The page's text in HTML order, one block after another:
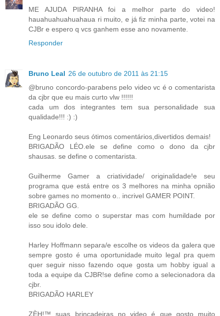
ME AJUDA PIRANHA foi a melhor parte do video!
hauahuahuahuahaua ri muito, e já fiz minha parte, votei na
CJBr e espero q vcs ganhem esse ano novamente.
Responder
Bruno Leal 26 de outubro de 2011 às 21:15
@bruno concordo-parabens pelo video vc é o comentarista
da cjbr que eu mais curto vlw !!!!!!
cada um dos integrantes tem sua personalidade sua
qualidade!!! :) :)
Eng Leonardo seus ótimos comentários,divertidos demais!
BRIGADÃO LÉO.ele se define como o dono da cjbr
shausas. se define o comentarista.
Guilherme Gamer a criatividade/ originalidade!e seu
programa que está entre os 3 melhores na minha opnião
sobre games no momento o.. incrivel GAMER POINT.
BRIGADÃO GG.
ele se define como o superstar mas com humildade por
isso sou idolo dele.
Harley Hoffmann separa/e escolhe os videos da galera que
sempre gosto é uma oportunidade muito legal pra quem
quer seguir nisso fazendo oque gosta um hobby igual a
toda a equipe da CJBR!se define como a selecionadora da
cjbr.
BRIGADÃO HARLEY
ZÈH!™ suas brincadeiras no video é que gosto muito